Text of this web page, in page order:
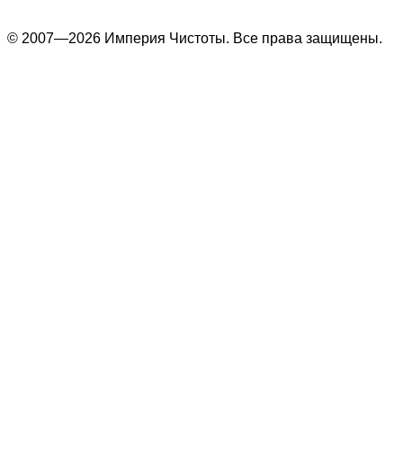
© 2007—2026 Империя Чистоты. Все права защищены.